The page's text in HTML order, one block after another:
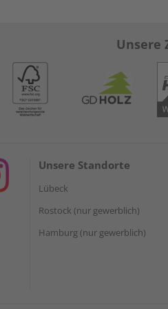
Unsere
Unsere Standorte
Lübeck
Rostock (nur gewerblich)
Hamburg (nur gewerblich)